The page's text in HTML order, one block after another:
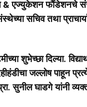
एज्युकेशन फौंडेशनचे
सचिव तथा
शुभेच्छा दिल्या.
जल्लोष पाहून
सुनील घाडगे यांनी